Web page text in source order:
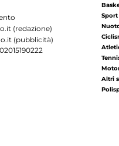
(redazione)
(pubblicità)
Altri